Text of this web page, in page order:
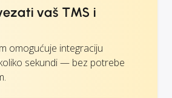
vaš TMS i
omogućuje integraciju
sekundi — bez potrebe